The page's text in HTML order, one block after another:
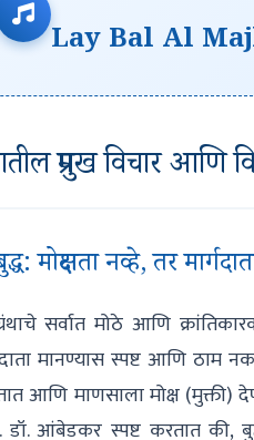
प्रमुख विचार आणि
मोक्षदाता नव्हे, तर
सर्वात मोठे आणि
मानण्यास स्पष्ट आणि ठाम
आणि माणसाला मोक्ष (मुक्ती)
डॉ. आंबेडकर स्पष्ट करतात की,